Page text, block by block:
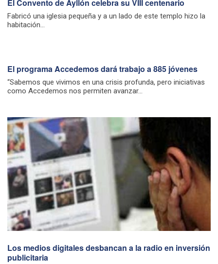
El Convento de Ayllón celebra su VIII centenario
Fabricó una iglesia pequeña y a un lado de este templo hizo la
habitación...
El programa Accedemos dará trabajo a 885 jóvenes
“Sabemos que vivimos en una crisis profunda, pero iniciativas
como Accedemos nos permiten avanzar...
Los medios digitales desbancan a la radio en inversión
publicitaria